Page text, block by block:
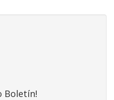
Boletín!